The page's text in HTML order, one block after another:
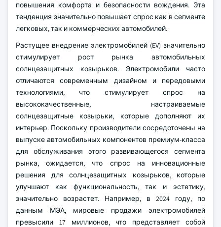
повышения комфорта и безопасности вождения. Эта
тенденция значительно повышает спрос как в сегменте
легковых, так и коммерческих автомобилей.
Растущее внедрение электромобилей (EV) значительно
стимулирует рост рынка автомобильных
солнцезащитных козырьков. Электромобили часто
отличаются современным дизайном и передовыми
технологиями, что стимулирует спрос на
высококачественные, настраиваемые
солнцезащитные козырьки, которые дополняют их
интерьер. Поскольку производители сосредоточены на
выпуске автомобильных компонентов премиум-класса
для обслуживания этого развивающегося сегмента
рынка, ожидается, что спрос на инновационные
решения для солнцезащитных козырьков, которые
улучшают как функциональность, так и эстетику,
значительно возрастет. Например, в 2024 году, по
данным МЭА, мировые продажи электромобилей
превысили 17 миллионов, что представляет собой